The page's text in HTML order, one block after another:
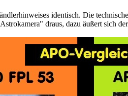
identisch. Die
draus, dazu äußert sich